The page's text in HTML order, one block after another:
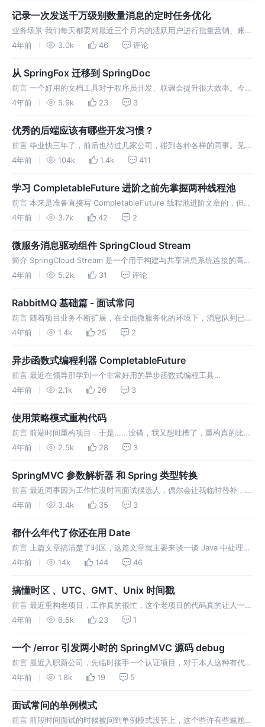
记录一次发送千万级别数量消息的定时任务优化
业务场景 我们每天都要对最近三个月内的活跃用户进行批量营销、账单
逾期计算等操作，用户数据大概是 800w 。我们的方案是发送一个
4年前 3.0k 46 评论
从 SpringFox 迁移到 SpringDoc
前言 一个好用的文档工具对于程序员开发、联调会提升很大效率。今天
要介绍的就是一款我感觉很不错的文档工具 SpringDoc，去年在上家公
4年前 5.9k 23 3
优秀的后端应该有哪些开发习惯？
前言 毕业快三年了，前后也待过几家公司，碰到各种各样的同事。见识
过各种各样的代码，优秀的、垃圾的、不堪入目的、看了想跑路的等
开发习惯
4年前 104k 1.4k 411
学习 CompletableFuture 进阶之前先掌握两种线程池
前言 本来是准备直接写 CompletableFuture 线程池进阶文章的，但是
总感觉不说一下线程池又不太好直接开展，所以本篇文章先讲解一下
4年前 3.7k 42 2
微服务消息驱动组件 SpringCloud Stream
简介 SpringCloud Stream 是一个用于构建与共享消息系统连接的高度
可扩展的事件驱动微服务组件。它提供了一个灵活的编程模型，基于
4年前 5.2k 31 评论
RabbitMQ 基础篇 - 面试常问
前言 随着项目业务不断扩展，在全面微服务化的环境下，消息队列已经
成为项目中非常重要的角色。如果你还不清楚为什么要引入消息队列。
篇
4年前 1.4k 25 2
异步函数式编程利器 CompletableFuture
前言 最近在领导那学到一个非常好用的异步函数式编程工具
CompletableFuture ，看下源码发现居然是 Java8 提供的类，惭愧至
4年前 2.1k 26 3
使用策略模式重构代码
前言 前端时间重构项目，于是......没错，我又想吐槽了，重构真的比开
发新功能累的多，首先要去理解原来的代码逻辑，然后才能动手，更重
4年前 2.5k 28 3
SpringMVC 参数解析器 和 Spring 类型转换
前言 最近同事因为工作忙没时间面试候选人，偶尔会让我临时替补，就
这样我作为替补面试官面了一个初级妹子，两个（自称）高级的开发。
熟悉 Spr
4年前 3.4k 35 3
都什么年代了你还在用 Date
前言 上篇文章搞清楚了时区，这篇文章就主要来谈一谈 Java 中处理日
期时间用什么 API 比较好。我本来不准备写这篇文章的，因为我觉得
4年前 14k 144 46
搞懂时区 、UTC、GMT、Unix 时间戳
前言 最近重构老项目，工作真的很忙，这个老项目的代码真的让人一言
难尽...... 很久没有写文章了，今天来学习一下 时区。 可能大多数朋友
4年前 6.5k 23 1
一个 /error 引发两小时的 SpringMVC 源码 debug
前言 最近入职新公司，先临时接手一个认证项目，对于本人这种有代码
优雅强迫症的，看到不爽的代码毫无疑问就是改！改！改！然而改完之
出 b
4年前 1.8k 19 5
面试常问的单例模式
前言 前段时间面试的时候被问到单例模式没答上，这个些许有些尴尬，